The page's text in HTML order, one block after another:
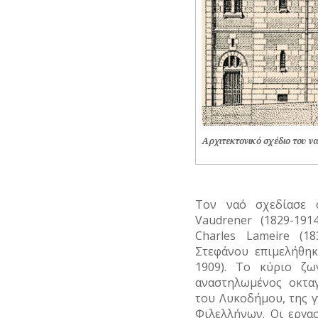
Αρχιτεκτονικό σχέδιο του
Τον ναό σχεδίασε
Vaudrener (1829-
Charles Lameire
Στεφάνου
1909). Το κύριο
αναστηλωμένος
του Λυκοδήμου, της
Φιλελλήνων. Οι